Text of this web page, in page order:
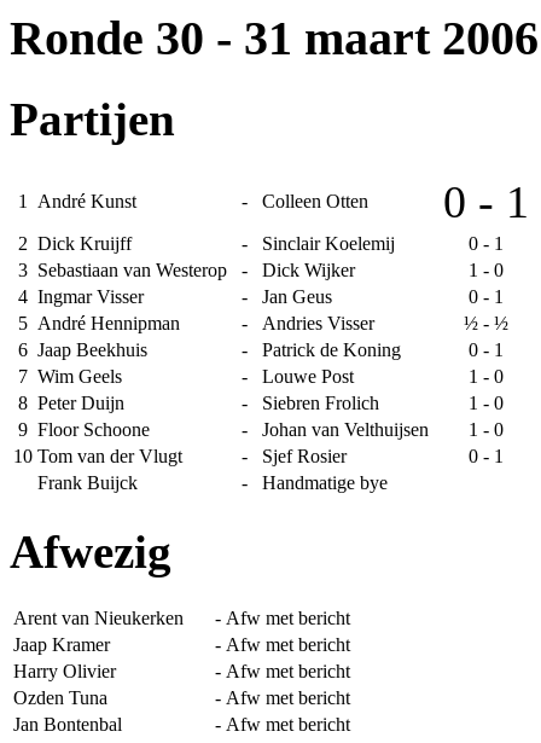
Ronde 30 - 31 maart 2006
Partijen
1 André Kunst - Colleen Otten 0 - 1
2 Dick Kruijff - Sinclair Koelemij
0 - 1
3 Sebastiaan van Westerop - Dick Wijker
1 - 0
4 Ingmar Visser - Jan Geus
0 - 1
5 André Hennipman - Andries Visser
½ - ½
6 Jaap Beekhuis - Patrick de Koning
0 - 1
7 Wim Geels - Louwe Post
1 - 0
8 Peter Duijn - Siebren Frolich
1 - 0
9 Floor Schoone - Johan van Velthuijsen
1 - 0
10 Tom van der Vlugt - Sjef Rosier
0 - 1
Frank Buijck
- Handmatige bye
Afwezig
Arent van Nieukerken - Afw met bericht
Jaap Kramer
- Afw met bericht
Harry Olivier
- Afw met bericht
Ozden Tuna
- Afw met bericht
Jan Bontenbal
- Afw met bericht